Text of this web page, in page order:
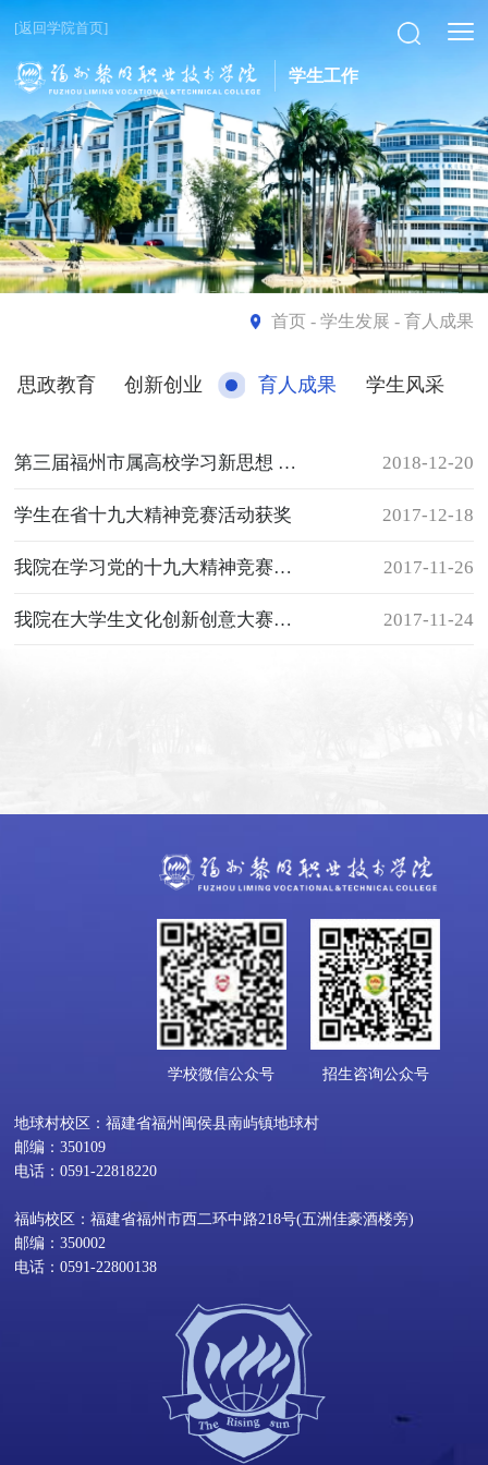
[返回学院首页]
学生工作
首页- 学生发展 - 育人成果
思政教育 创新创业 育人成果 学生风采
第三届福州市属高校学习新思想 奋进新时代主题文艺汇演圆满落幕 2018-12-20
学生在省十九大精神竞赛活动获奖 2017-12-18
我院在学习党的十九大精神竞赛活动中晋级全省决赛 2017-11-26
我院在大学生文化创新创意大赛总决赛中夺得铜奖 2017-11-24
学校微信公众号 招生咨询公众号
地球村校区：福建省福州闽侯县南屿镇地球村
邮编：350109
电话：0591-22818220
福屿校区：福建省福州市西二环中路218号(五洲佳豪酒楼旁)
邮编：350002
电话：0591-22800138